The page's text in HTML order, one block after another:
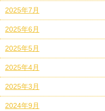
2025年7月
2025年6月
2025年5月
2025年4月
2025年3月
2024年9月